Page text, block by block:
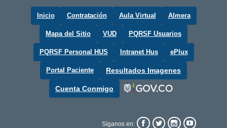
Inicio Contratación Aula Virtual Almera
Mapa del Sitio VUD PQRSF Usuarios
PQRSF Personal HUS Intranet Hus ePlux
Portal Paciente Resultados Imagenes
Cuenta Conmigo
Síganos en:    